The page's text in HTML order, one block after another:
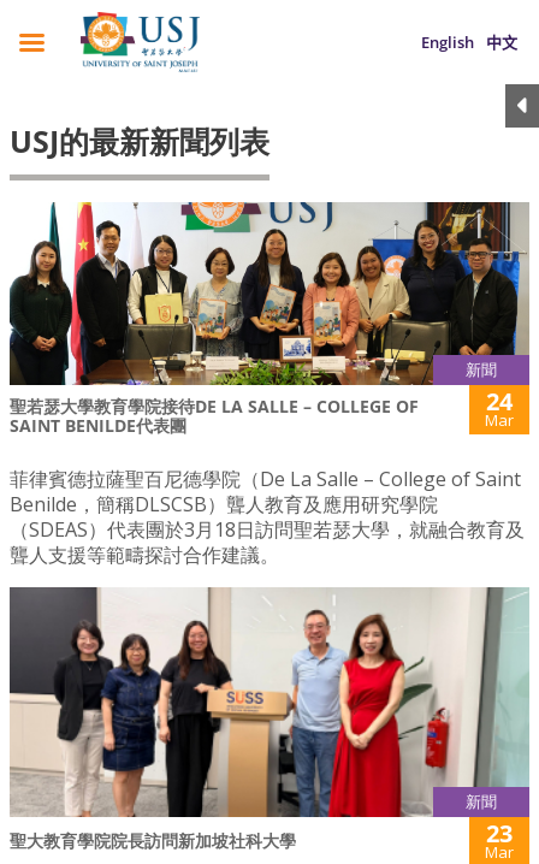
English 中文
USJ的最新新聞列表
新聞
聖若瑟大學教育學院接待DE LA SALLE – COLLEGE OF
SAINT BENILDE代表團
24
Mar
菲律賓德拉薩聖百尼德學院（De La Salle – College of Saint
Benilde，簡稱DLSCSB）聾人教育及應用研究學院
（SDEAS）代表團於3月18日訪問聖若瑟大學，就融合教育及
聾人支援等範疇探討合作建議。
新聞
聖大教育學院院長訪問新加坡社科大學 23
Mar